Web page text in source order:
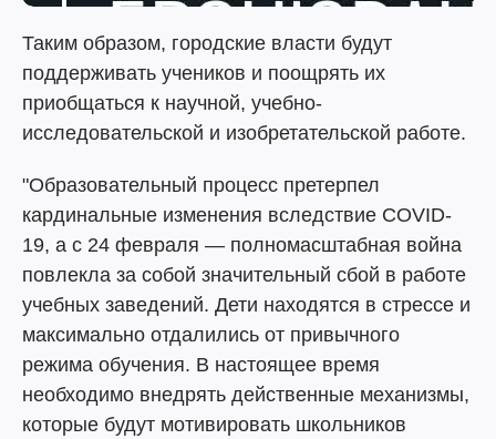
Таким образом, городские власти будут
поддерживать учеников и поощрять их
приобщаться к научной, учебно-
исследовательской и изобретательской работе.
"Образовательный процесс претерпел
кардинальные изменения вследствие COVID-
19, а с 24 февраля — полномасштабная война
повлекла за собой значительный сбой в работе
учебных заведений. Дети находятся в стрессе и
максимально отдалились от привычного
режима обучения. В настоящее время
необходимо внедрять действенные механизмы,
которые будут мотивировать школьников